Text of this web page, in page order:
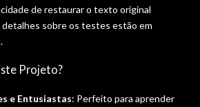
de restaurar o texto original
sobre os testes estão em
.
Projeto?
e Entusiastas: Perfeito para aprender